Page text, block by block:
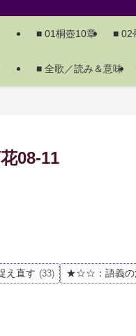
■ 01桐壺10章 ■ 02
■ 全歌／読み＆意味
08-11
え直す (33) ★☆☆：語義の